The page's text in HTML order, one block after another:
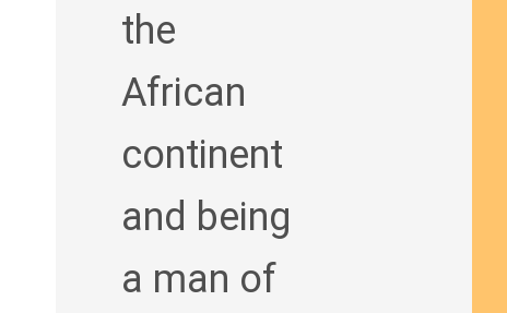
the
African
continent
and being
a man of